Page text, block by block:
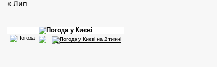
« Лип